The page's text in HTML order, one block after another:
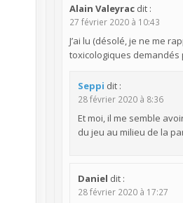
Alain Valeyrac dit :
27 février 2020 à 10:43
J’ai lu (désolé, je ne me
toxicologiques demandés
Seppi dit :
28 février 2020 à 8:36
Et moi, il me semble
du jeu au milieu de la
Daniel dit :
28 février 2020 à 17:27